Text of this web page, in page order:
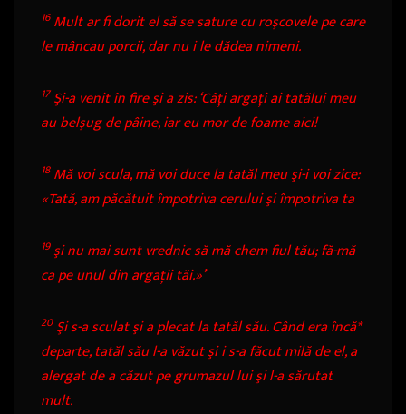
16 Mult ar fi dorit el să se sature cu roşcovele pe care
le mâncau porcii, dar nu i le dădea nimeni.
17 Şi-a venit în fire şi a zis: ‘Câţi argaţi ai tatălui meu
au belşug de pâine, iar eu mor de foame aici!
18 Mă voi scula, mă voi duce la tatăl meu şi-i voi zice:
«Tată, am păcătuit împotriva cerului şi împotriva ta
19 şi nu mai sunt vrednic să mă chem fiul tău; fă-mă
ca pe unul din argaţii tăi.»’
20 Şi s-a sculat şi a plecat la tatăl său. Când era încă*
departe, tatăl său l-a văzut şi i s-a făcut milă de el, a
alergat de a căzut pe grumazul lui şi l-a sărutat
mult.